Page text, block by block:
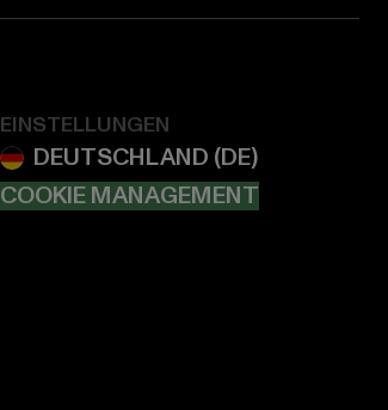
EINSTELLUNGEN
COOKIE MANAGEMENT